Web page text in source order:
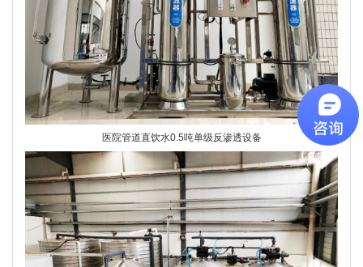
医院管道直饮水0.5吨单级反渗透设备